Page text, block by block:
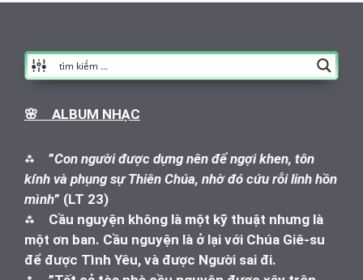
🌸 ALBUM NHẠC
⁂ ”Con người được dựng nên để ngợi khen, tôn
kính và phụng sự Thiên Chúa, nhờ đó cứu rỗi linh hồn
mình” (LT 23)
⁂ Cầu nguyện không là một kỹ thuật nhưng là
một ơn ban. Cầu nguyện là ở lại với Chúa Giê-su
để được Tình Yêu, và được Người sai đi.